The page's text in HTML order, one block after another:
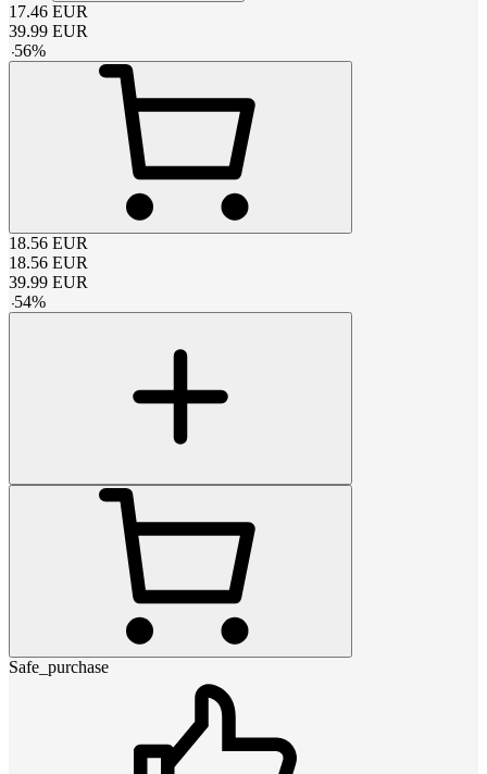
17.46 EUR
39.99 EUR
-56%
18.56 EUR
18.56 EUR
39.99 EUR
-54%
Safe_purchase